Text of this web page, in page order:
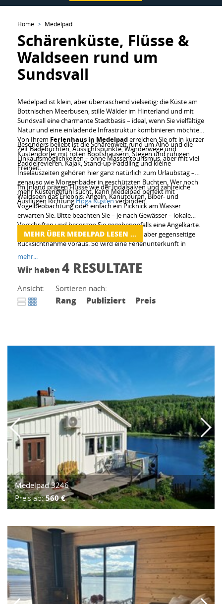
Home Medelpad
Schärenküste, Flüsse &
Waldseen rund um
Sundsvall
Medelpad ist klein, aber überraschend vielseitig: die Küste am
Bottnischen Meerbusen, stille Wälder im Hinterland und mit
Sundsvall eine charmante Stadtbasis – ideal, wenn Sie vielfältige
Natur und eine einladende Infrastruktur kombinieren möchten.
Von Ihrem Ferienhaus in Medelpaderreichen Sie oft in kurzer
Zeit Badebuchten, Aussichtspunkte, Wanderwege und
Einkaufsmöglichkeiten – ohne Massentourismus, aber mit viel
Freiheit.
Besonders beliebt ist die Schärenwelt rund um Alnö und die
Küstendörfer mit roten Bootshäusern, Stegen und ruhigen
Paddelrevieren. Kajak, Stand-up-Paddling und kleine
Inselauszeiten gehören hier ganz natürlich zum Urlaubstag –
genauso wie Morgenbäder in geschützten Buchten. Wer noch
mehr Küstengefühl sucht, kann Medelpad perfekt mit
Ausflügen RichtungHöga Kustenverbinden.
Im Inland prägen Flüsse wie der Indalsälven und zahlreiche
Waldseen das Erlebnis: Angeln, Kanutouren, Biber- und
Vogelbeobachtung oder einfach ein Picknick am Wasser
erwarten Sie. Bitte beachten Sie – je nach Gewässer – lokale
Vorschriften und besorgen Sie gegebenenfalls eine Angelkarte.
DasJedermannsrechtermöglicht viel, setzt aber gegenseitige
Rücksichtnahme voraus. So wird eine Ferienunterkunft in
Medelpad zur starken Wahl für Familien, Paare und
Aktivurlauber, die Ruhe lieben und trotzdem flexibel bleiben
wollen.
MEHR ÜBER MEDELPAD LESEN …
mehr...
Wir haben 4 RESULTATE
Ansicht: Sortieren nach:
Rang Publiziert Preis
Medelpad 3246
Preis ab:560 €